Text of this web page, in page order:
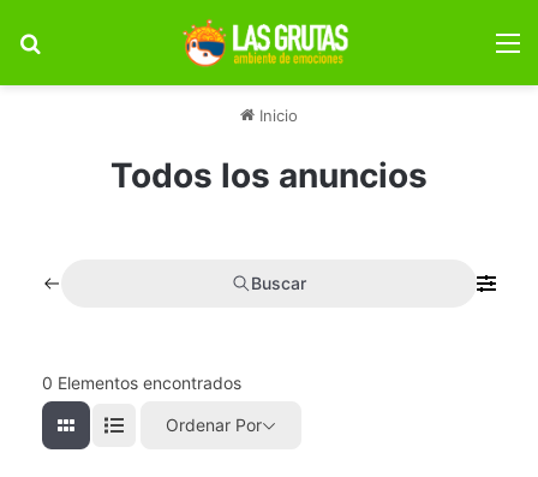
Inicio
Todos los anuncios
Buscar
0 Elementos encontrados
Ordenar Por